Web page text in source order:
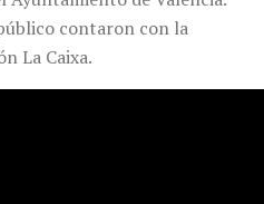
contaron con la
La Caixa.